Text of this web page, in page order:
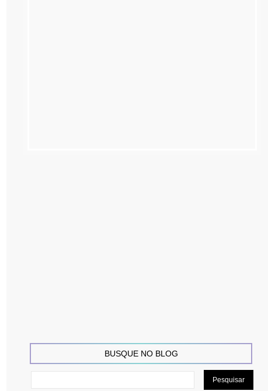
BUSQUE NO BLOG